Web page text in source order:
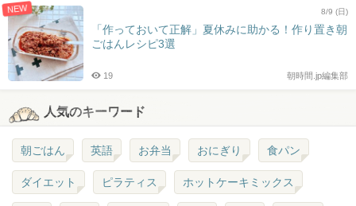
NEW 8/9 (日)
「作っておいて正解」夏休みに助かる！作り置き朝
ごはんレシピ3選
朝時間.jp編集部
19
人気のキーワード
朝ごはん 英語 お弁当 おにぎり 食パン
ダイエット ピラティス ホットケーキミックス